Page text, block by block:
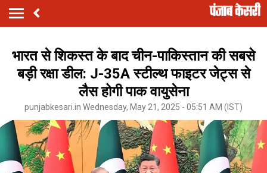
भारत से शिकस्त के बाद चीन-पाकिस्तान की सबसे
बड़ी रक्षा डील: J-35A स्टील्थ फाइटर जेट्स से
लैस होगी पाक वायुसेना
punjabkesari.in Wednesday, May 21, 2025 - 05:51 AM (IST)